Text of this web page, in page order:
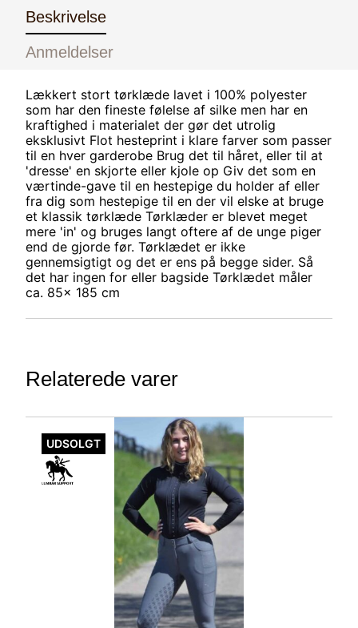
Beskrivelse
Anmeldelser
Lækkert stort tørklæde lavet i 100% polyester
som har den fineste følelse af silke men har en
kraftighed i materialet der gør det utrolig
eksklusivt Flot hesteprint i klare farver som passer
til en hver garderobe Brug det til håret, eller til at
'dresse' en skjorte eller kjole op Giv det som en
værtinde-gave til en hestepige du holder af eller
fra dig som hestepige til en der vil elske at bruge
et klassik tørklæde Tørklæder er blevet meget
mere 'in' og bruges langt oftere af de unge piger
end de gjorde før. Tørklædet er ikke
gennemsigtigt og det er ens på begge sider. Så
det har ingen for eller bagside Tørklædet måler
ca. 85x 185 cm
Relaterede varer
UDSOLGT
vare
har
flere
varianter.
Mulighederne